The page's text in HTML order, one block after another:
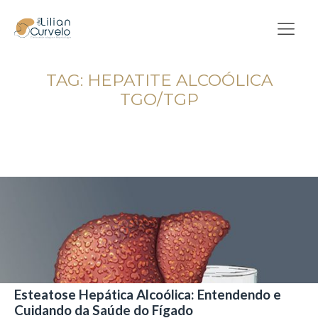
TAG: HEPATITE ALCOÓLICA
TGO/TGP
Esteatose Hepática Alcoólica: Entendendo e
Cuidando da Saúde do Fígado